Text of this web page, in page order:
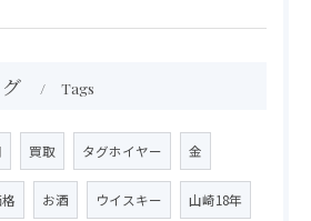
Tags
買取 タグホイヤー 金
お酒 ウイスキー 山崎18年